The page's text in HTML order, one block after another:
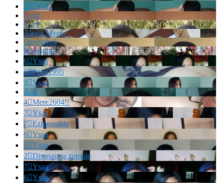
15Ysaa
Cvril
Cvril
Alexis Myers
Davegrhol
Davegrhol
6Ysaa
6Povc1995
9Ysaa
And
4Mere2604!!
7Ysaa
7Ezmeraalda
6Ysaa
5Ysaa
2Dinosauria zombie
7Ysaa
6Ysaa